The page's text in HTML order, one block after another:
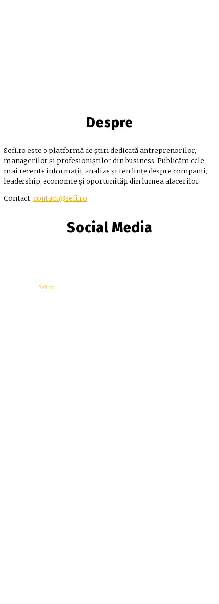
Despre
Sefi.ro este o platformă de știri dedicată antreprenorilor,
managerilor și profesioniștilor din business. Publicăm cele
mai recente informații, analize și tendințe despre companii,
leadership, economie și oportunități din lumea afacerilor.
Contact: contact@sefi.ro
Social Media
Sefi.ro